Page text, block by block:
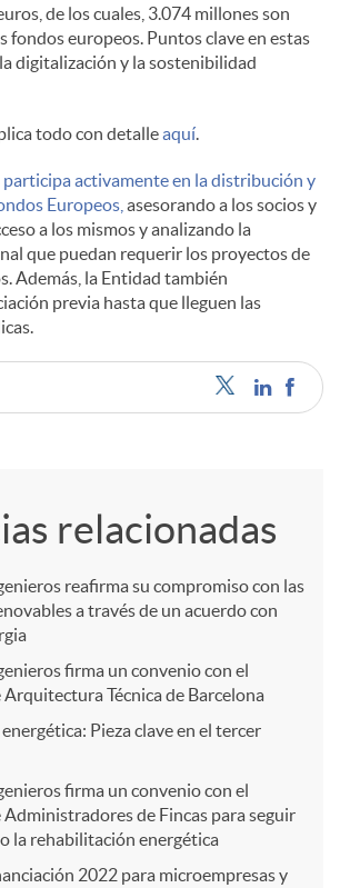
de los cuales, 3.074 millones son
fondos europeos. Puntos clave en estas
digitalización y la sostenibilidad
todo con detalleaquí
participa activamente en la distribución y
Europeos, asesorando a los socios y
a los mismos y analizando la
que puedan requerir los proyectos de
Además, la Entidad también
previa hasta que lleguen las
relacionadas
reafirma su compromiso con las
a través de un acuerdo con
firma un convenio con el
Arquitectura Técnica de Barcelona
Pieza clave en el tercer
firma un convenio con el
Administradores de Fincas para seguir
la rehabilitación energética
2022 para microempresas y